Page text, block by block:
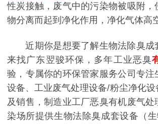
性炭接触，废气中的污染物被吸附，
物分离而起到净化作用，净化气体高
近期你是想要了解生物法除臭成
来找广东翌骏环保，多年工业恶臭
验，专属你的环保管家服务公司专注
设备、工业废气处理设备/粉尘净化
及销售，制造业工厂恶臭有机废气处
染场所提供生物法除臭成套设备（